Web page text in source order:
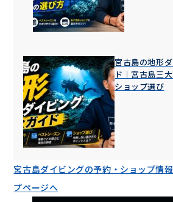
宮古島の地形
ド｜宮古島三
ショップ選び
宮古島ダイビングの予約・ショップ情
プページへ